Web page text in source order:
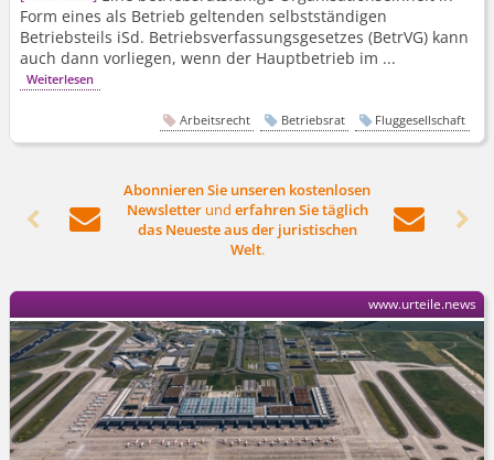
Form eines als Betrieb geltenden selbstständigen
Betriebsteils iSd. Betriebsver­fassungsgesetzes (BetrVG) kann
auch dann vorliegen, wenn der Hauptbetrieb im ...
Weiterlesen
Arbeitsrecht Betriebsrat Fluggesellschaft
 
Abonnieren Sie unseren kostenlosen
Newsletterund erfahren Sie täglich
das Neueste aus der juristischen
Welt.
 
www.urteile.news